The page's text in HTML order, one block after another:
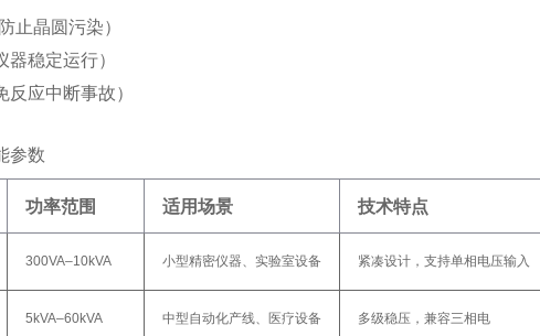
止晶圆污染）
稳定运行）
应中断事故）‌
参数
功率范围 适用场景 技术特点
300VA–10kVA 小型精密仪器、实验室设备 紧凑设计，支持单相电压输入
5kVA–60kVA 中型自动化产线、医疗设备 多级稳压，兼容三相电